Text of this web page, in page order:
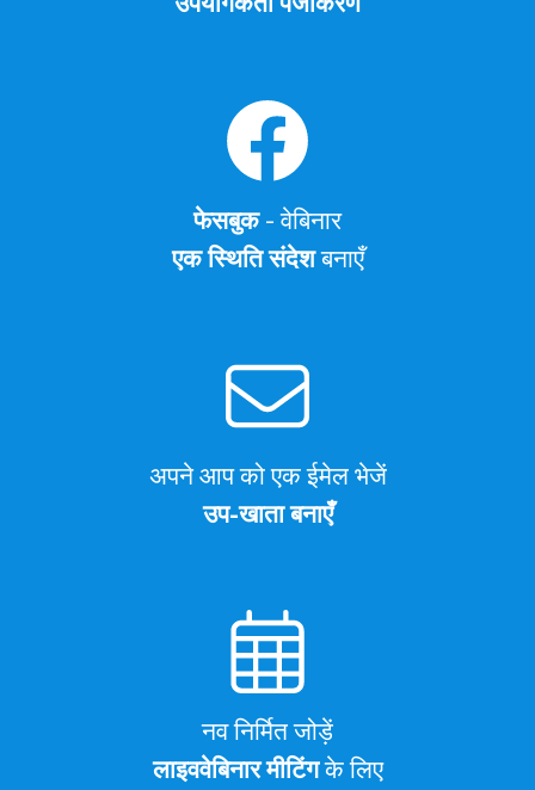
फेसबुक- वेबिनार
एक स्थिति संदेशबनाएँ
अपने आप को एक ईमेल भेजें
उप-खाता बनाएँ
नव निर्मित जोड़ें
लाइववेबिनार मीटिंगके लिए